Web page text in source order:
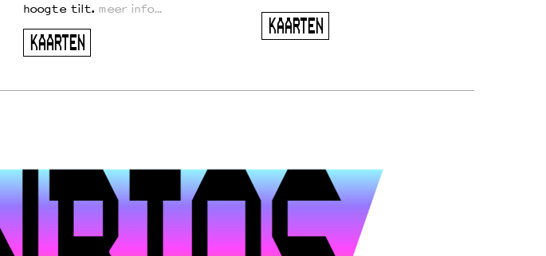
hoogte tilt. meer info…
KAARTEN
KAARTEN